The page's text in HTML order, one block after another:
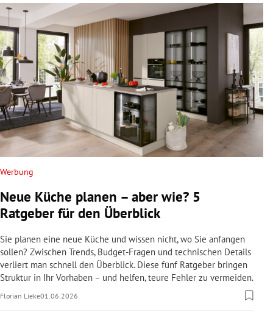
Werbung
Neue Küche planen – aber wie? 5
Ratgeber für den Überblick
Sie planen eine neue Küche und wissen nicht, wo Sie anfangen
sollen? Zwischen Trends, Budget-Fragen und technischen Details
verliert man schnell den Überblick. Diese fünf Ratgeber bringen
Struktur in Ihr Vorhaben – und helfen, teure Fehler zu vermeiden.
Florian Lieke01.06.2026